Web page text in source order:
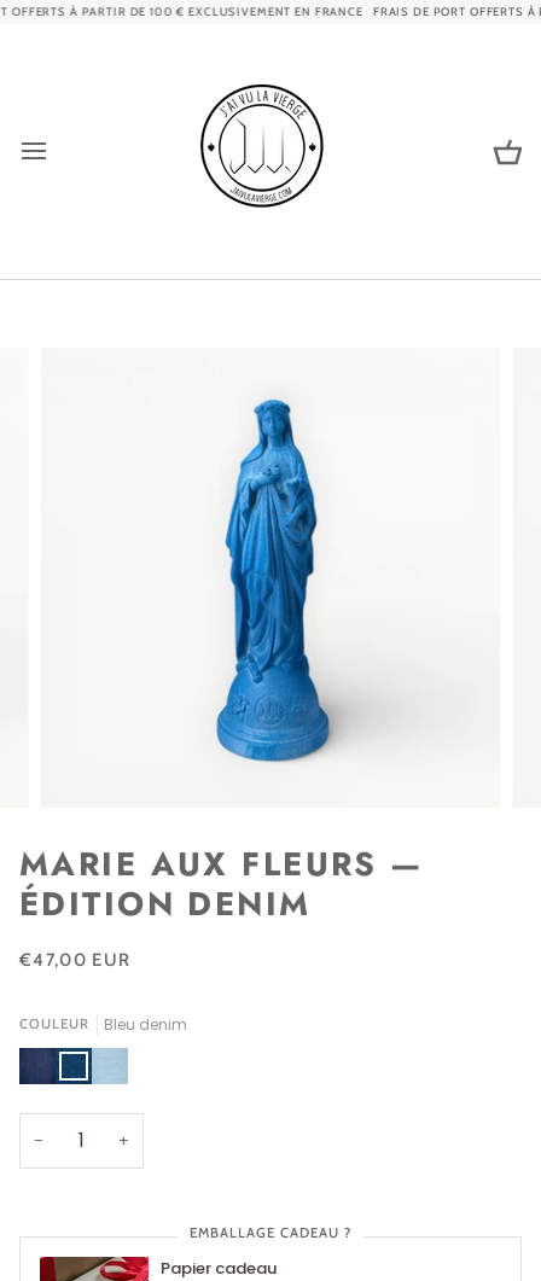
Passer À PARTIR DE 100 € EXCLUSIVEMENT EN FRANCE FRAIS DE PORT OFFERTS À
MARIE AUX FLEURS —
ÉDITION DENIM
€47,00 EUR
COULEUR Bleu denim
Bleu
foncé
BleuBleu
clair
−
+
EMBALLAGE CADEAU ?
Papier cadeau